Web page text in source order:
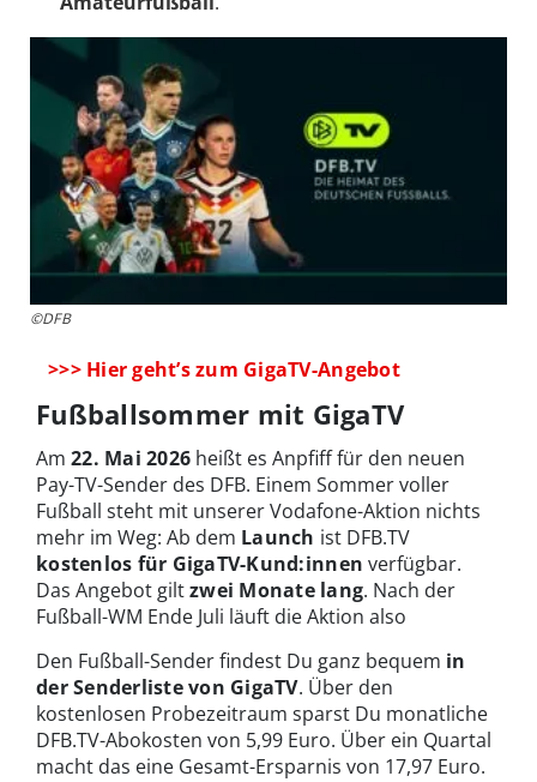
©DFB
>>> Hier geht’s zum GigaTV-Angebot
Fußballsommer mit GigaTV
Am 22. Mai 2026 heißt es Anpfiff für den neuen
Pay-TV-Sender des DFB. Einem Sommer voller
Fußball steht mit unserer Vodafone-Aktion nichts
mehr im Weg: Ab dem Launch ist DFB.TV
kostenlos für GigaTV-Kund:innen verfügbar.
Das Angebot giltzwei Monate lang. Nach der
Fußball-WM Ende Juli läuft die Aktion also
Den Fußball-Sender findest Du ganz bequem in
der Senderliste von GigaTV. Über den
kostenlosen Probezeitraum sparst Du monatliche
DFB.TV-Abokosten von 5,99 Euro. Über ein Quartal
macht das eine Gesamt-Ersparnis von 17,97 Euro.